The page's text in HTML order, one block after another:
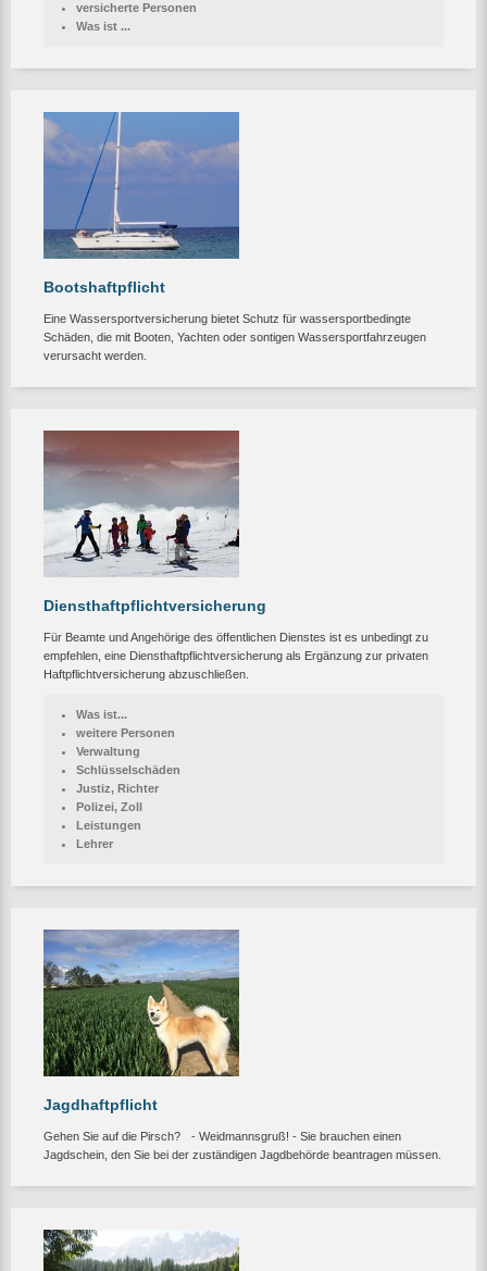
versicherte Personen
Was ist ...
Bootshaftpflicht
Eine Wassersportversicherung bietet Schutz für wassersportbedingte
Schäden, die mit Booten, Yachten oder sontigen Wassersportfahrzeugen
verursacht werden.
Diensthaftpflichtversicherung
Für Beamte und Angehörige des öffentlichen Dienstes ist es unbedingt zu
empfehlen, eine Diensthaftpflichtversicherung als Ergänzung zur privaten
Haftpflichtversicherung abzuschließen.
Was ist...
weitere Personen
Verwaltung
Schlüsselschäden
Justiz, Richter
Polizei, Zoll
Leistungen
Lehrer
Jagdhaftpflicht
Gehen Sie auf die Pirsch? - Weidmannsgruß! - Sie brauchen einen
Jagdschein, den Sie bei der zuständigen Jagdbehörde beantragen müssen.